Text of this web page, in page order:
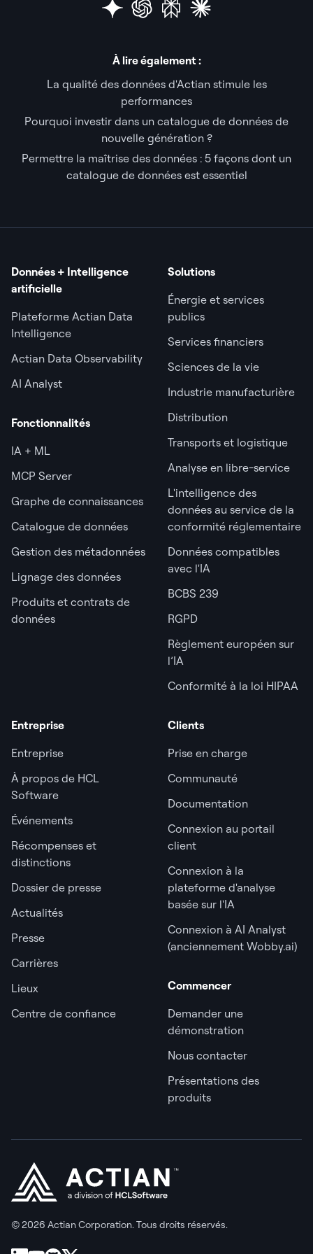
À lire également :
La qualité des données d'Actian stimule les
performances
Pourquoi investir dans un catalogue de données de
nouvelle génération ?
Permettre la maîtrise des données : 5 façons dont un
catalogue de données est essentiel
Données + Intelligence
artificielle
Plateforme Actian Data
Intelligence
Actian Data Observability
AI Analyst
Fonctionnalités
IA + ML
MCP Server
Graphe de connaissances
Catalogue de données
Gestion des métadonnées
Lignage des données
Produits et contrats de
données
Solutions
Énergie et services
publics
Services financiers
Sciences de la vie
Industrie manufacturière
Distribution
Transports et logistique
Analyse en libre-service
L'intelligence des
données au service de la
conformité réglementaire
Données compatibles
avec l'IA
BCBS 239
RGPD
Règlement européen sur
l’IA
Conformité à la loi HIPAA
Entreprise
Entreprise
À propos de HCL
Software
Événements
Récompenses et
distinctions
Dossier de presse
Actualités
Presse
Carrières
Lieux
Centre de confiance
Clients
Prise en charge
Communauté
Documentation
Connexion au portail
client
Connexion à la
plateforme d'analyse
basée sur l'IA
Connexion à AI Analyst
(anciennement Wobby.ai)
Commencer
Demander une
démonstration
Nous contacter
Présentations des
produits
© 2026 Actian Corporation. Tous droits réservés.